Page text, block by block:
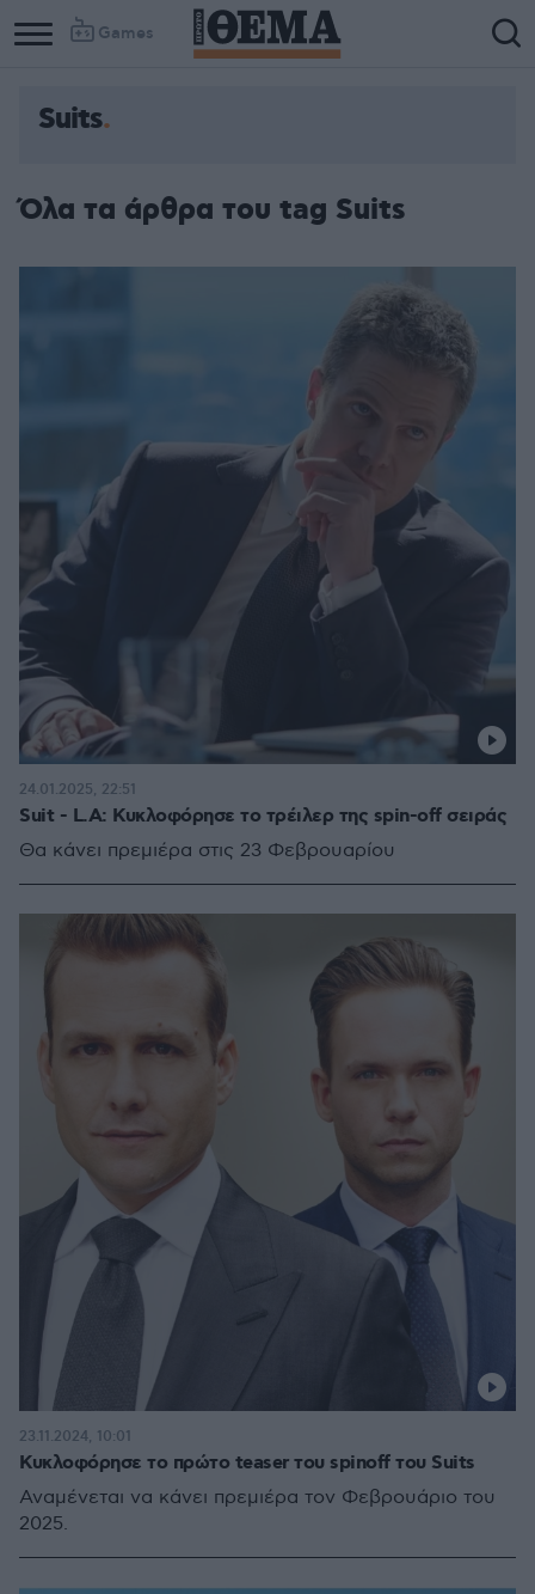
Games
Suits
Όλα τα άρθρα του tag Suits
Suit - L.A: Κυκλοφόρησε το τρέιλερ της spin-off σειράς
Θα κάνει πρεμιέρα στις 23 Φεβρουαρίου
24.01.2025, 22:51
Κυκλοφόρησε το πρώτο teaser του spinoff του Suits
Αναμένεται να κάνει πρεμιέρα τον Φεβρουάριο του
2025.
23.11.2024, 10:01